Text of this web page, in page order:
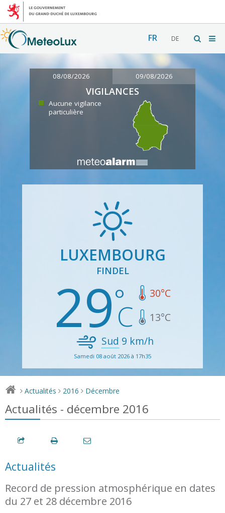
FR DE
08/08/2026 09/08/2026
VIGILANCES
Aucune vigilance
particulière
LUXEMBOURG
FINDEL
29 30°C
13°C
Sud 9 km/h
Samedi 08 août 2026 à 17h35
> Actualités > 2016 > Décembre
Actualités - décembre 2016
Actualités
Record de pression atmosphérique en dates
du 27 et 28 décembre 2016